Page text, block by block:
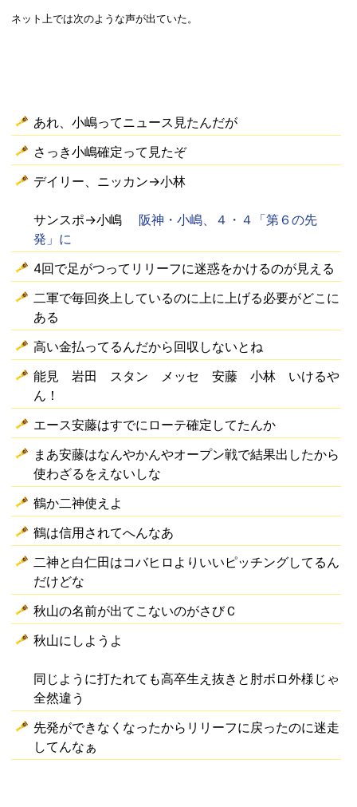
ネット上では次のような声が出ていた。
あれ、小嶋ってニュース見たんだが
さっき小嶋確定って見たぞ
デイリー、ニッカン→小林
サンスポ→小嶋 阪神・小嶋、４・４「第６の先
発」に
4回で足がつってリリーフに迷惑をかけるのが見える
二軍で毎回炎上しているのに上に上げる必要がどこに
ある
高い金払ってるんだから回収しないとね
能見 岩田 スタン メッセ 安藤 小林 いけるや
ん！
エース安藤はすでにローテ確定してたんか
まあ安藤はなんやかんやオープン戦で結果出したから
使わざるをえないしな
鶴か二神使えよ
鶴は信用されてへんなあ
二神と白仁田はコバヒロよりいいピッチングしてるん
だけどな
秋山の名前が出てこないのがさびＣ
秋山にしようよ
同じように打たれても高卒生え抜きと肘ボロ外様じゃ
全然違う
先発ができなくなったからリリーフに戻ったのに迷走
してんなぁ